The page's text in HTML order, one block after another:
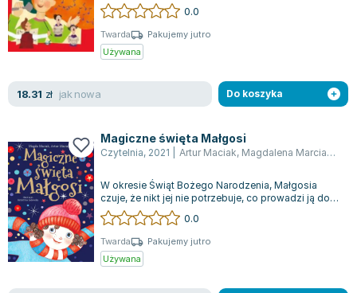
Joseph Murphy
Jan Sztaudynger
Aleksander Puszkin
Małgorzata Ohme
Leszek Czarnecki
Joanna Racewicz
Maria Seweryn
Janina Zającówna
Eric Helms
Anna Prus (oprac.)
Nela Mała Reporterka
fascynującą podróż przez epoki muzy...
0.0
Twarda
Pakujemy jutro
Używana
18.31 zł jak nowa Do koszyka
Magiczne święta Małgosi
Czytelnia, 2021 Artur Maciak, Magdalena Marciak ,
W okresie Świąt Bożego Narodzenia, Małgosia
czuje, że nikt jej nie potrzebuje, co prowadzi ją do
decyzji o opuszczeniu domu. Jej k...
0.0
Twarda
Pakujemy jutro
Używana